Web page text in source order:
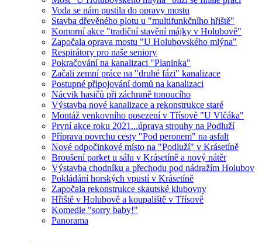
Voda se nám pustila do opravy mostu
Stavba dřevěného plotu u "multifunkčního hřiště"
Komorní akce "tradiční stavění májky v Holubově"
Započala oprava mostu "U Holubovského mlýna"
Respirátory pro naše seniory
Pokračování na kanalizaci "Planinka"
Začali zemní práce na "druhé fázi" kanalizace
Postupné připojování domů na kanalizaci
Nácvik hasičů při záchraně tonoucího
Výstavba nové kanalizace a rekonstrukce staré
Montáž venkovního posezení v Třísově "U Vlčáka"
První akce roku 2021...úprava strouhy na Podluží
Příprava povrchu cesty "Pod peronem" na asfalt
Nové odpočinkové místo na "Podluží" v Krásetíně
Broušení parket u sálu v Krásetíně a nový nátěr
Výstavba chodníku a přechodu pod nádražím Holubov
Pokládání horských vpustí v Krásetíně
Započala rekonstrukce skautské klubovny
Hřiště v Holubově a koupaliště v Třísově
Komedie "sorry baby!"
Panorama